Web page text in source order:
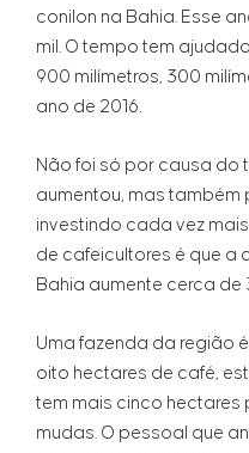
conilon na Bahia. Esse
mil. O tempo tem
900 milímetros, 300
ano de 2016.
Não foi só por causa do
aumentou, mas
investindo cada vez
de cafeicultores é que a
Bahia aumente cerca de
Uma fazenda da região
oito hectares de café,
tem mais cinco hectares
mudas. O pessoal que